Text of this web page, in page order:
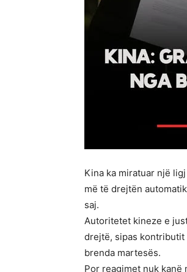
Kina ka miratuar një
më të drejtën
saj.
Autoritetet kineze e
drejtë, sipas
brenda martesës.
Por reagimet nuk